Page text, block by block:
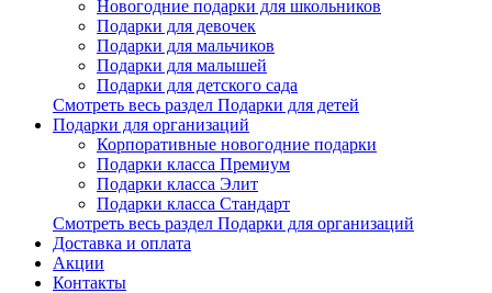
Новогодние подарки для школьников
Подарки для девочек
Подарки для мальчиков
Подарки для малышей
Подарки для детского сада
Смотреть весь раздел Подарки для детей
Подарки для организаций
Корпоративные новогодние подарки
Подарки класса Премиум
Подарки класса Элит
Подарки класса Стандарт
Смотреть весь раздел Подарки для организаций
Доставка и оплата
Акции
Контакты